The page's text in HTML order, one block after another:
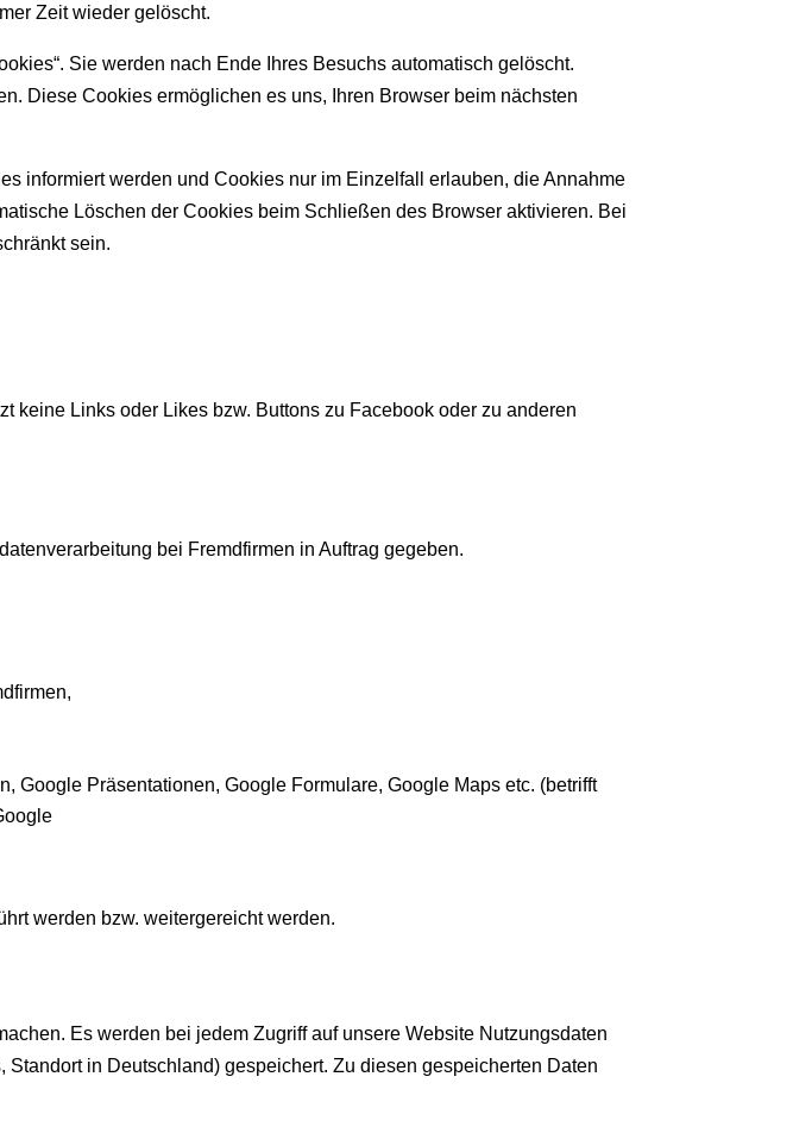
Zeit wieder gelöscht.
Sie werden nach Ende Ihres Besuchs automatisch gelöscht.
Diese Cookies ermöglichen es uns, Ihren Browser beim nächsten
informiert werden und Cookies nur im Einzelfall erlauben, die Annahme
Löschen der Cookies beim Schließen des Browser aktivieren. Bei
sein.
keine Links oder Likes bzw. Buttons zu Facebook oder zu anderen
bei Fremdfirmen in Auftrag gegeben.
Google Präsentationen, Google Formulare, Google Maps etc. (betrifft
werden bzw. weitergereicht werden.
Es werden bei jedem Zugriff auf unsere Website Nutzungsdaten
in Deutschland) gespeichert. Zu diesen gespeicherten Daten